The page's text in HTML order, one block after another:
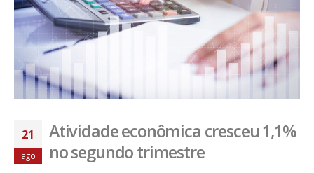
21
ago
Atividade econômica cresceu 1,1%
no segundo trimestre